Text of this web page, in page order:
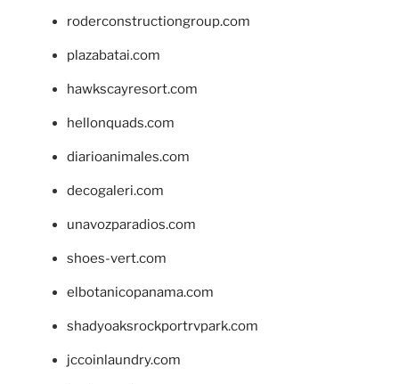
roderconstructiongroup.com
plazabatai.com
hawkscayresort.com
hellonquads.com
diarioanimales.com
decogaleri.com
unavozparadios.com
shoes-vert.com
elbotanicopanama.com
shadyoaksrockportrvpark.com
jccoinlaundry.com